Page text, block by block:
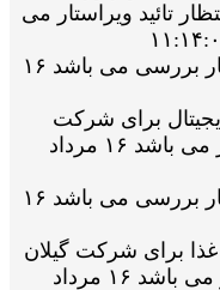
تائید ویراستار می
در زمینه برای شرکت در انتظار بررسی می باشد ۱۶
برای شرکت
fenefx در انتظار تائید ویراستار می باشد ۱۶ مرداد
در زمینه برای شرکت در انتظار بررسی می باشد ۱۶
غذا برای شرکت گیلان
کشت در انتظار تائید ویراستار می باشد ۱۶ مرداد